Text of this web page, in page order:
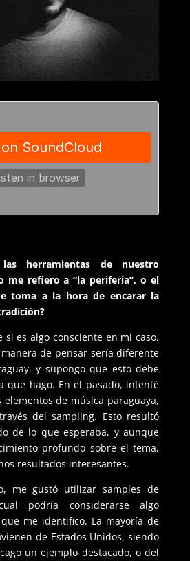
herramientas de nuestro
me refiero a “la periferia”, o el
toma a la hora de encarar la
si es algo consciente en mi caso.
de pensar sería diferente
y supongo que esto debe
que hago. En el pasado, intenté
de música paraguaya,
del sampling. Esto resultó
de lo que esperaba, y aunque
profundo sobre el tema,
resultados interesantes.
me gustó utilizar samples de
podría considerarse algo
me identifico. La mayoría de
de Estados Unidos, siendo
un ejemplo destacado, o del